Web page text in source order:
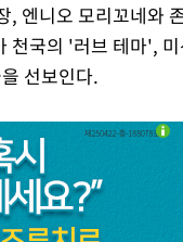
, 엔니오 모리꼬네와
천국의 '러브 테마',
선보인다.